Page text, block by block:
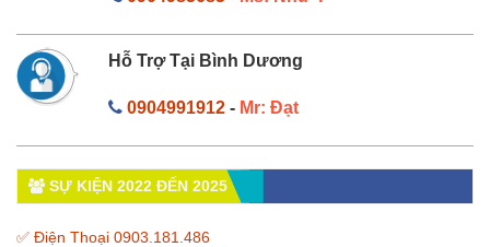
Hỗ Trợ Tại Bình Dương
0904991912- Mr: Đạt
SỰ KIỆN 2022 ĐẾN 2025
✅ Điện Thoại 0903.181.486